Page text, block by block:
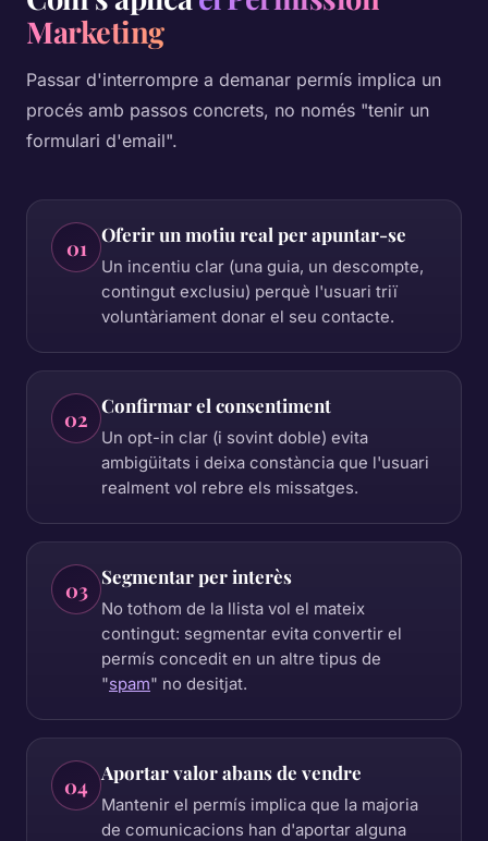
Marketing
Passar d'interrompre a demanar permís implica un
procés amb passos concrets, no només "tenir un
formulari d'email".
01 Oferir un motiu real per apuntar-se
Un incentiu clar (una guia, un descompte,
contingut exclusiu) perquè l'usuari triï
voluntàriament donar el seu contacte.
02 Confirmar el consentiment
Un opt-in clar (i sovint doble) evita
ambigüitats i deixa constància que l'usuari
realment vol rebre els missatges.
03 Segmentar per interès
No tothom de la llista vol el mateix
contingut: segmentar evita convertir el
permís concedit en un altre tipus de
"spam" no desitjat.
04 Aportar valor abans de vendre
Mantenir el permís implica que la majoria
de comunicacions han d'aportar alguna